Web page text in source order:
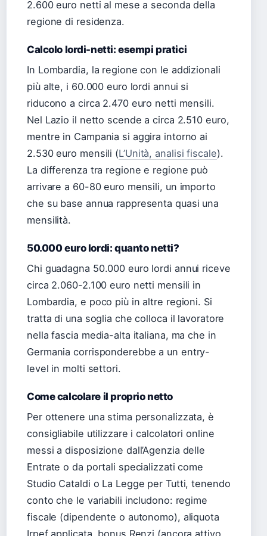
2.600 euro netti al mese a seconda della
regione di residenza.
Calcolo lordi-netti: esempi pratici
In Lombardia, la regione con le addizionali
più alte, i 60.000 euro lordi annui si
riducono a circa 2.470 euro netti mensili.
Nel Lazio il netto scende a circa 2.510 euro,
mentre in Campania si aggira intorno ai
2.530 euro mensili (L’Unità, analisi fiscale).
La differenza tra regione e regione può
arrivare a 60-80 euro mensili, un importo
che su base annua rappresenta quasi una
mensilità.
50.000 euro lordi: quanto netti?
Chi guadagna 50.000 euro lordi annui riceve
circa 2.060-2.100 euro netti mensili in
Lombardia, e poco più in altre regioni. Si
tratta di una soglia che colloca il lavoratore
nella fascia media-alta italiana, ma che in
Germania corrisponderebbe a un entry-
level in molti settori.
Come calcolare il proprio netto
Per ottenere una stima personalizzata, è
consigliabile utilizzare i calcolatori online
messi a disposizione dall’Agenzia delle
Entrate o da portali specializzati come
Studio Cataldi o La Legge per Tutti, tenendo
conto che le variabili includono: regime
fiscale (dipendente o autonomo), aliquota